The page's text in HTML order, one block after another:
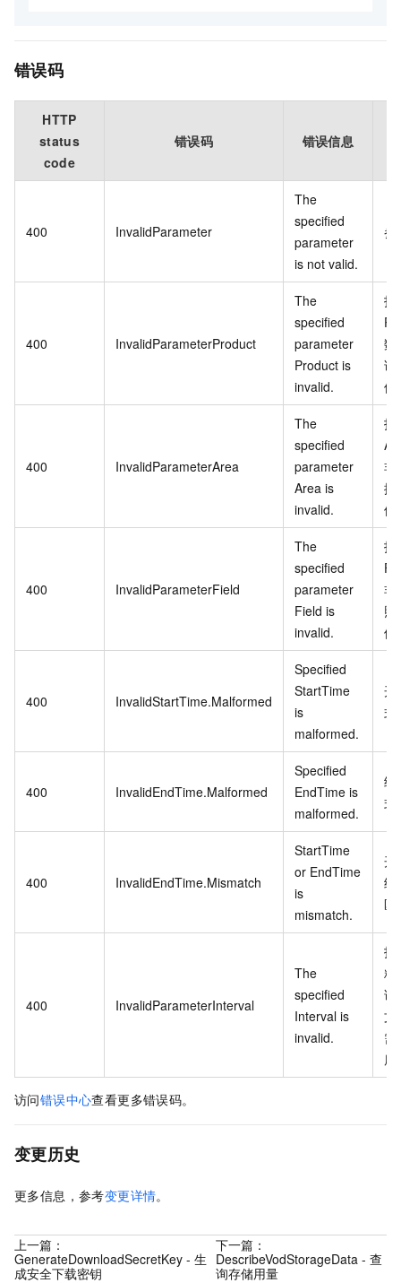
错误码
HTTP
status
code
错误码 错误信息
400 InvalidParameter
The
specified
parameter
is not valid.
参
400 InvalidParameterProduct
The
specified
parameter
Product is
invalid.
指
数
请
修
400 InvalidParameterArea
The
specified
parameter
Area is
invalid.
指
非
据
修
400 InvalidParameterField
The
specified
parameter
Field is
invalid.
指
非
照
修
400 InvalidStartTime.Malformed
Specified
StartTime
is
malformed.
开
式
400 InvalidEndTime.Malformed
Specified
EndTime is
malformed.
结
式
400 InvalidEndTime.Mismatch
StartTime
or EndTime
is
mismatch.
开
结
匹
400 InvalidParameterInterval
The
specified
Interval is
invalid.
指
粒
请
文
需
度
访问错误中心查看更多错误码。
变更历史
更多信息，参考变更详情。
上一篇：
GenerateDownloadSecretKey - 生
成安全下载密钥
下一篇：
DescribeVodStorageData - 查
询存储用量